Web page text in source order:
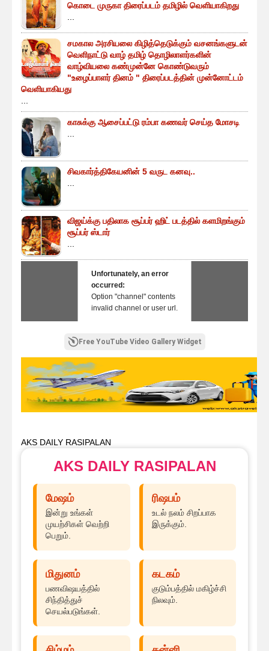
கொடை முருகா திரைப்படம் தமிழில் வெளியாகிறது
...
சமகால அரசியலை கிழித்தெடுக்கும் வசனங்களுடன்
வெளிநாட்டு வாழ் தமிழ் தொழிலாளர்களின்
வாழ்வியலை கண்முன்னே கொண்டுவரும்
"உழைப்பாளர் தினம் " திரைப்படத்தின் முன்னோட்டம்
வெளியாகியது
...
காசுக்கு ஆசைப்பட்டு ரம்பா கணவர் செய்த மோசடி
...
சிவகார்த்திகேயனின் 5 வருட கனவு..
...
விஜய்க்கு பதிலாக சூப்பர் ஹிட் படத்தில் களமிறங்கும்
சூப்பர் ஸ்டார்
...
Unfortunately, an error
occurred:
Option "channel" contents
invalid channel or user url.
Free YouTube Video Gallery Widget
AKS DAILY RASIPALAN
AKS DAILY RASIPALAN
மேஷம்
இன்று உங்கள்
முயற்சிகள் வெற்றி
பெறும்.
ரிஷபம்
உடல் நலம் சிறப்பாக
இருக்கும்.
மிதுனம்
பணவிஷயத்தில்
சிந்தித்துச்
செயல்படுங்கள்.
கடகம்
குடும்பத்தில் மகிழ்ச்சி
நிலவும்.